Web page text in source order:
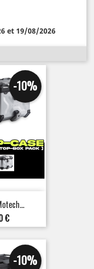
et 19/08/2026
-10%
€
-10%